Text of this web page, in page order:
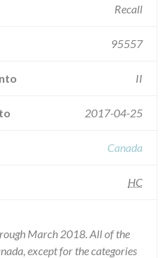
Recall
95557
II
2017-04-25
Canada
HC
March 2018. All of the
except for the categories